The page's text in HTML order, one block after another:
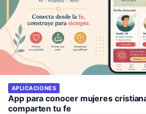
APLICACIONES
App para conocer mujeres
comparten tu fe